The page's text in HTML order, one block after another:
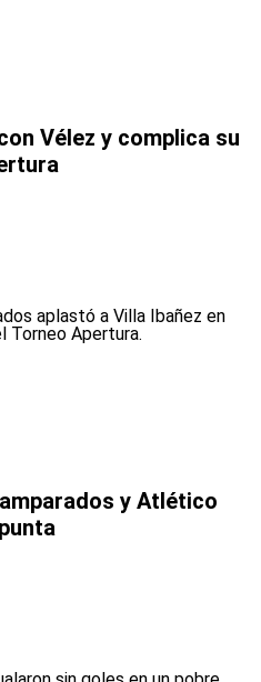
Vélez y complica su
y Atlético